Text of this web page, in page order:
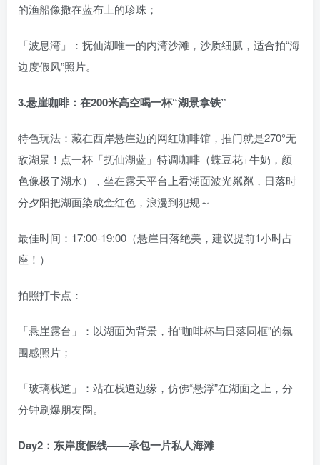
的渔船像撒在蓝布上的珍珠；
「波息湾」：抚仙湖唯一的内湾沙滩，沙质细腻，适合拍“海
边度假风”照片。
3.悬崖咖啡：在200米高空喝一杯“湖景拿铁”
特色玩法：藏在西岸悬崖边的网红咖啡馆，推门就是270°无
敌湖景！点一杯「抚仙湖蓝」特调咖啡（蝶豆花+牛奶，颜
色像极了湖水），坐在露天平台上看湖面波光粼粼，日落时
分夕阳把湖面染成金红色，浪漫到犯规～
最佳时间：17:00-19:00（悬崖日落绝美，建议提前1小时占
座！）
拍照打卡点：
「悬崖露台」：以湖面为背景，拍“咖啡杯与日落同框”的氛
围感照片；
「玻璃栈道」：站在栈道边缘，仿佛“悬浮”在湖面之上，分
分钟刷爆朋友圈。
Day2：东岸度假线——承包一片私人海滩